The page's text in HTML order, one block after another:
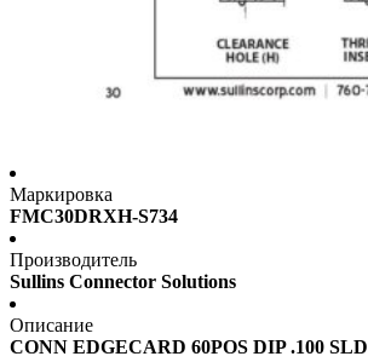
Маркировка
FMC30DRXH-S734
Производитель
Sullins Connector Solutions
Описание
CONN EDGECARD 60POS DIP .100 SLD